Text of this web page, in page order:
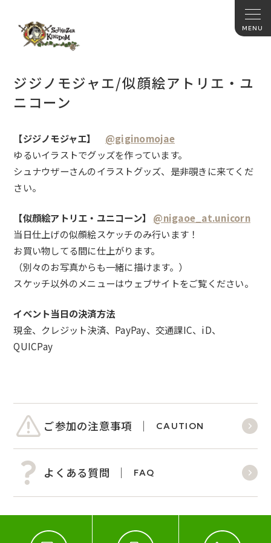
ジジノモジャエ/似顔絵アトリエ・ユ
ニコーン
【ジジノモジャエ】 @giginomojae
ゆるいイラストでグッズを作っています。
シュナウザーさんのイラストグッズ、是非覗きに来てくだ
さい。
【似顔絵アトリエ・ユニコーン】 @nigaoe_at.unicorn
当日仕上げの似顔絵スケッチのみ行います！
お買い物してる間に仕上がります。
（別々のお写真からも一緒に描けます。）
スケッチ以外のメニューはウェブサイトをご覧ください。
イベント当日の決済方法
現金、クレジット決済、PayPay、交通課IC、 iD、
QUICPay
ご参加の注意事項 CAUTION
よくある質問 FAQ